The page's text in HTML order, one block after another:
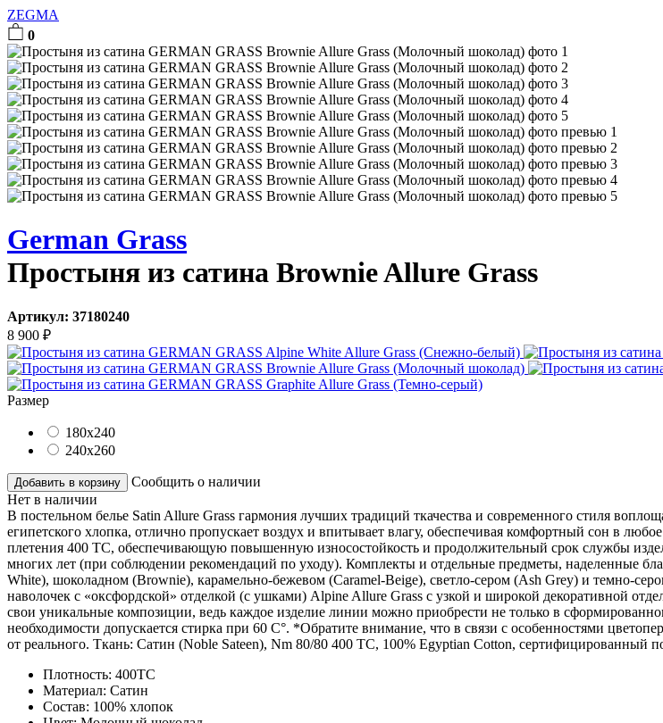
ZEGMA
0
German Grass
Простыня из сатина Brownie Allure Grass
Артикул: 37180240
8 900 ₽
Размер
180x240
240x260
Добавить в корзину
Сообщить о наличии
Нет в наличии
В постельном белье Satin Allure Grass гармония лучших традиций ткачества и современного стиля
египетского хлопка, отлично пропускает воздух и впитывает влагу, обеспечивая комфортный сон в
плетения 400 ТС, обеспечивающую повышенную износостойкость и продолжительный срок службы
многих лет (при соблюдении рекомендаций по уходу). Комплекты и отдельные предметы, наделенные
White), шоколадном (Brownie), карамельно-бежевом (Caramel-Beige), светло-сером (Ash Grey) и темно-
наволочек с «оксфордской» отделкой (с ушками) Alpine Allure Grass с узкой и широкой декоративной
свои уникальные композиции, ведь каждое изделие линии можно приобрести не только в
необходимости допускается стирка при 60 С°. *Обратите внимание, что в связи с особенностями
от реального. Ткань: Сатин (Noble Sateen), Nm 80/80 400 ТС, 100% Egyptian Cotton,
Плотность: 400ТС
Материал: Сатин
Состав: 100% хлопок